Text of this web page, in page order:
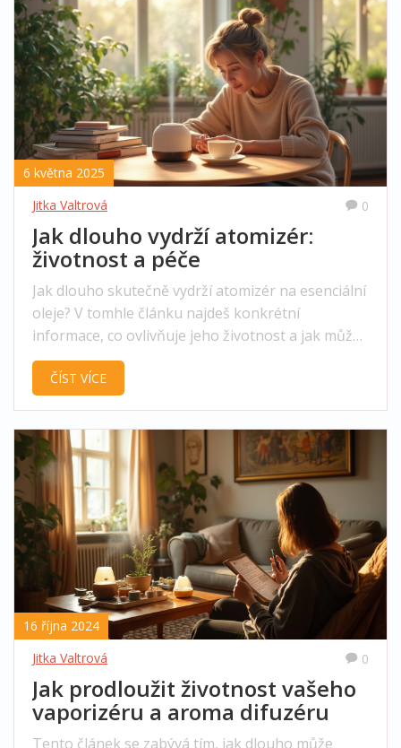
6 května 2025
Jitka Valtrová
0
Jak dlouho vydrží atomizér:
životnost a péče
Jak dlouho skutečně vydrží atomizér na esenciální
oleje? V tomhle článku najdeš konkrétní
informace, co ovlivňuje jeho životnost a jak můžeš
prodloužit jeho fungování. Dozvíš se tipy na
údržbu, časté chyby i reálné příklady z praxe.
odpovědi na otázky, které v běžných návodech
často chybí. Už nebudeš tápat, kdy je čas na
výměnu nebo jak prodloužit jeho život.
ČÍST VÍCE
16 října 2024
Jitka Valtrová
0
Jak prodloužit životnost vašeho
vaporizéru a aroma difuzéru
Tento článek se zabývá tím, jak dlouho může